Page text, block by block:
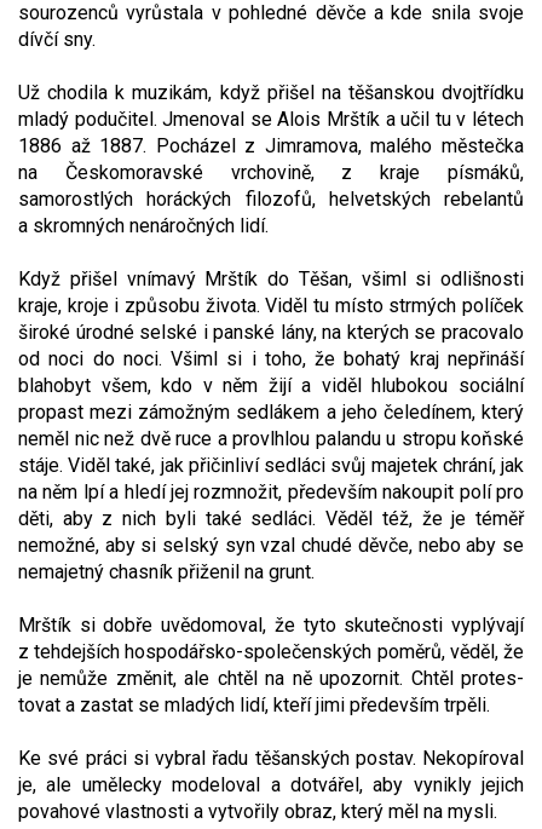
sourozenců vyrůstala v pohledné děvče a kde snila svoje
dívčí sny.
Už chodila k muzikám, když přišel na těšanskou dvojtřídku
mladý podučitel. Jme­noval se Alois Mrštík a učil tu v létech
1886 až 1887. Pocházel z Jimramova, malého městeč­ka
na Českomoravské vrchovině, z kraje pís­máků,
samorostlých horáckých filozofů, helvet­ských rebelantů
a skromných nenáročných lidí.
Když přišel vnímavý Mrštík do Tě­šan, všiml si odlišnosti
kraje, kroje i způsobu života. Viděl tu místo strmých políček
široké úrodné selské i panské lány, na kterých se pra­covalo
od noci do noci. Všiml si i toho, že bo­hatý kraj nepřináší
blahobyt všem, kdo v něm žijí a viděl hlubokou sociální
propast mezi zá­možným sedlákem a jeho čeledínem, který
ne­měl nic než dvě ruce a provlhlou palandu u stropu koňské
stáje. Viděl také, jak přičinliví sedláci svůj majetek chrání, jak
na něm lpí a hledí jej rozmnožit, především nakoupit polí pro
děti, aby z nich byli také sedláci. Věděl též, že je téměř
nemožné, aby si selský syn vzal chudé děvče, nebo aby se
nemajetný chasník přiženil na grunt.
Mrštík si dobře uvědomoval, že tyto skutečnosti vyplývají
z tehdejších hospodářsko-společenských poměrů, věděl, že
je nemůže změnit, ale chtěl na ně upozornit. Chtěl protes­
tovat a zastat se mladých lidí, kteří jimi přede­vším trpěli.
Ke své práci si vybral řadu těšan­ských postav. Nekopíroval
je, ale umělecky modeloval a dotvářel, aby vynikly jejich
pova­hové vlastnosti a vytvořily obraz, který měl na mysli.
Kontakty a info
Zpravodaj
Odkazy